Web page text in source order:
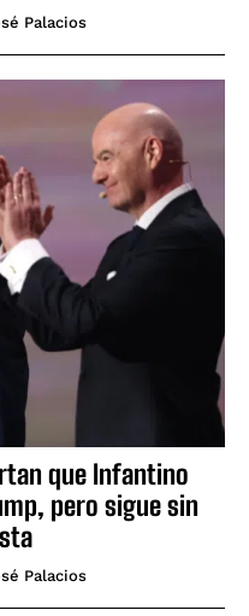
Palacios
que Infantino
pero sigue sin
Palacios